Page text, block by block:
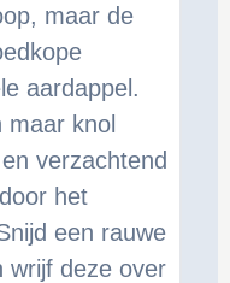
maar de
aardappel.
knol
verzachtend
het
een rauwe
wrijf deze over